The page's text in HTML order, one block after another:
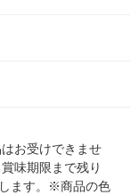
お受けできませ
味期限まで残り
ます。※商品の色